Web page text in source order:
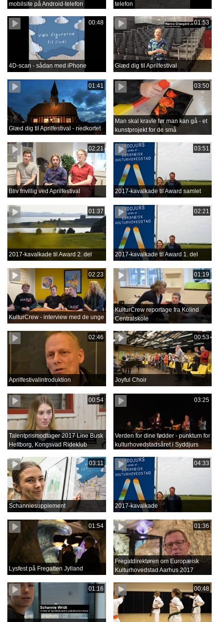
mobilsite på Android-telefon
telefon
00:48
4D-scan - sådan med iPhone
01:53
Glæd dig til Aprilfestival
01:41
Glæd dig til Aprilfestival - nedkortet
03:50
Man skal kravle før man kan gå - et
kunstprojekt for de små
02:21
Bliv frivillig ved Aprilfestival
03:51
2017-kavalkade til Award samlet
01:37
2017-kavalkade til Award 2. del
02:21
2017-kavalkade til Award 1. del
02:23
KulturCrew - interview med de unge
01:19
KulturCrew reportage fra Kolind
Centralskole
02:46
Aprilfestivalintroduktion
00:53
Joyful Choir
00:54
Talentprismodtager 2017 Line Busk
Heltborg, Kongsvad Rideklub
03:25
Verden for dine fødder - punktum for
kulturhovedstadsåret i Syddjurs
03:11
Schanniesupplement
04:33
2017-kavalkade
01:54
Lysfest på Fregatten Jylland
01:36
Fregatdirektøren om Europæisk
Kulturhovedstad Aarhus 2017
01:16 00:48